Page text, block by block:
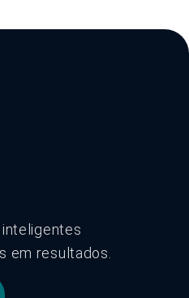
em resultados.